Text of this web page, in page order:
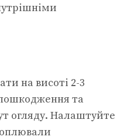
на висоті 2-3
та
огляду. Налаштуйте